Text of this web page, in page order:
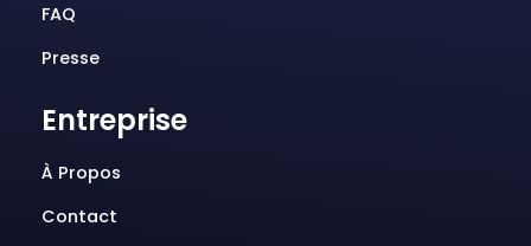
FAQ
Presse
Entreprise
À Propos
Contact